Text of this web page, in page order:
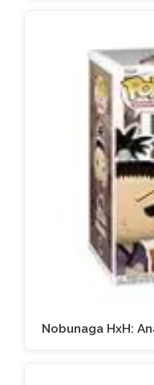
Nobunaga HxH: